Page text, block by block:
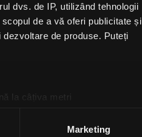
dvs. de IP, utilizând tehnologii
de a vă oferi publicitate și
de produse. Puteți
la câțiva metri
la
secțiunea cu detalii
Marketing